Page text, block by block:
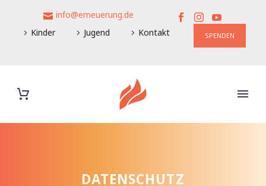
info@erneuerung.de
Kinder
Jugend Kontakt SPENDEN
DATENSCHUTZ